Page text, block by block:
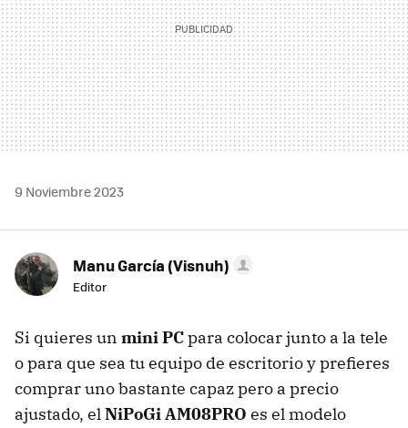
9 Noviembre 2023
Manu García (Visnuh)
Editor
Si quieres un mini PCpara colocar junto a la tele
o para que sea tu equipo de escritorio y prefieres
comprar uno bastante capaz pero a precio
ajustado, elNiPoGi AM08PRO es el modelo